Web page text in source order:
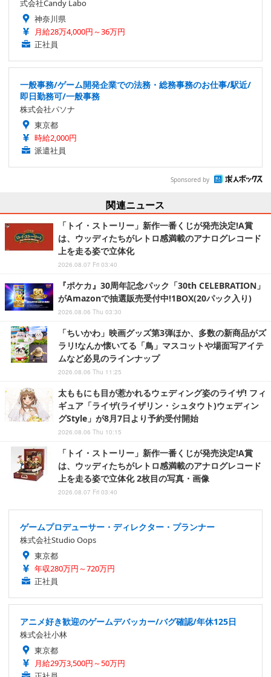
式会社Candy Labo
神奈川県
月給28万4,000円～36万円
正社員
一般事務/ゲーム開発企業での法務・総務事務のお仕事/駅近/
即日勤務可/一般事務
株式会社パソナ
東京都
時給2,000円
派遣社員
Sponsored by
関連ニュース
「トイ・ストーリー」新作一番くじが発売決定!A賞
は、ウッディたちがレトロ感満載のアナログレコード
上を走る姿で立体化
2026.08.07 Fri 03:40
『ポケカ』30周年記念パック「30th CELEBRATION」
がAmazonで抽選販売受付中!1BOX(20パック入り)
2026.08.06 Thu 03:30
「ちいかわ」映画グッズ第3弾ほか、多数の新商品がズ
ラリ!なんか懐いてる「鳥」マスコットや場面写アイテ
ムなど必見のラインナップ
2026.08.06 Thu 11:25
太ももにも目が惹かれるウェディング姿のライザ! フィ
ギュア「ライザ(ライザリン・シュタウト)ウェディン
グStyle」が8月7日より予約受付開始
2026.08.06 Thu 10:15
「トイ・ストーリー」新作一番くじが発売決定!A賞
は、ウッディたちがレトロ感満載のアナログレコード
上を走る姿で立体化 2枚目の写真・画像
2026.08.07 Fri 03:40
ゲームプロデューサー・ディレクター・プランナー
株式会社Studio Oops
東京都
年収280万円～720万円
正社員
アニメ好き歓迎のゲームデバッカー/バグ確認/年休125日
株式会社小林
東京都
月給29万3,500円～50万円